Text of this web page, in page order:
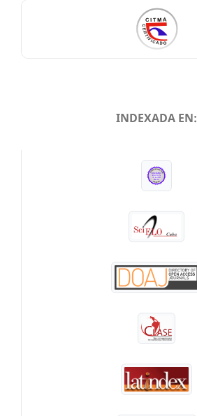
INDEXADA EN: